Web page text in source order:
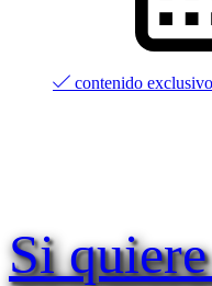
contenido exclusivo
Si